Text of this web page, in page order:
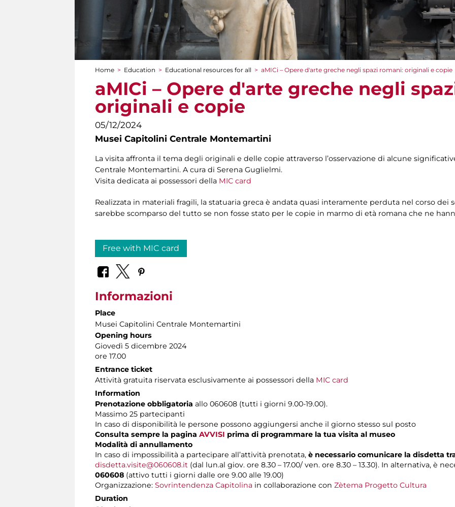
You are here
Home > Education > Educational resources for all > aMICi – Opere d'arte greche negli spazi romani: originali e copie
aMICi – Opere d'arte greche negli
originali e copie
05/12/2024
Musei Capitolini Centrale Montemartini
La visita affronta il tema degli originali e delle copie attraverso l’osservazione di alcune
Centrale Montemartini. A cura di Serena Guglielmi.
Visita dedicata ai possessori della MIC card
Realizzata in materiali fragili, la statuaria greca è andata quasi interamente perduta nel corso dei
sarebbe scomparso del tutto se non fosse stato per le copie in marmo di età romana che ne
Free with MIC card
Informazioni
Place
Musei Capitolini Centrale Montemartini
Opening hours
Giovedì 5 dicembre 2024
ore 17.00
Entrance ticket
Attività gratuita riservata esclusivamente ai possessori della MIC card
Information
Prenotazione obbligatoria allo 060608 (tutti i giorni 9.00-19.00).
Massimo 25 partecipanti
In caso di disponibilità le persone possono aggiungersi anche il giorno stesso sul posto
Consulta sempre la pagina AVVISI prima di programmare la tua visita al museo
Modalità di annullamento
In caso di impossibilità a partecipare all’attività prenotata, è necessario comunicare la disdetta
disdetta.visite@060608.it (dal lun.al giov. ore 8.30 – 17.00/ ven. ore 8.30 – 13.30). In alternativa, è
060608 (attivo tutti i giorni dalle ore 9.00 alle 19.00)
Organizzazione: Sovrintendenza Capitolina in collaborazione con Zètema Progetto Cultura
Duration